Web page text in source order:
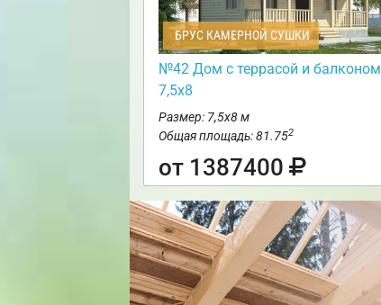
БРУС КАМЕРНОЙ СУШКИ
№42 Дом с террасой и балконом
7,5х8
Размер: 7,5х8 м
Общая площадь: 81.752
от 1387400